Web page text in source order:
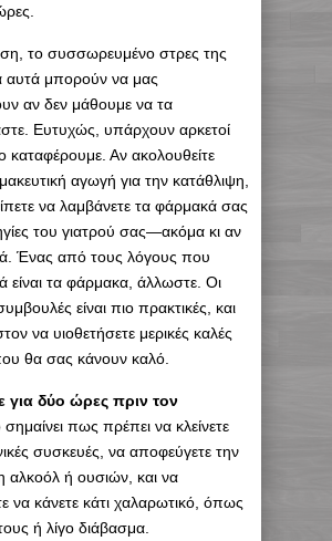
το συσσωρευμένο στρες της
αυτά μπορούν να μας
αν δεν μάθουμε να τα
Ευτυχώς, υπάρχουν αρκετοί
καταφέρουμε. Αν ακολουθείτε
αγωγή για την κατάθλιψη,
να λαμβάνετε τα φάρμακά σας
του γιατρού σας—ακόμα κι αν
Ένας από τους λόγους που
είναι τα φάρμακα, άλλωστε. Οι
είναι πιο πρακτικές, και
να υιοθετήσετε μερικές καλές
θα σας κάνουν καλό.
για δύο ώρες πριν τον
πως πρέπει να κλείνετε
συσκευές, να αποφεύγετε την
αλκοόλ ή ουσιών, και να
να κάνετε κάτι χαλαρωτικό, όπως
ή λίγο διάβασμα.